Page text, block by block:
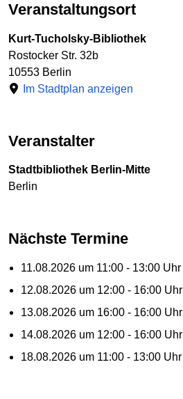
Veranstaltungsort
Kurt-Tucholsky-Bibliothek
Rostocker Str. 32b
10553 Berlin
Im Stadtplan anzeigen
Veranstalter
Stadtbibliothek Berlin-Mitte
Berlin
Nächste Termine
11.08.2026 um 11:00 - 13:00 Uhr
12.08.2026 um 12:00 - 16:00 Uhr
13.08.2026 um 16:00 - 16:00 Uhr
14.08.2026 um 12:00 - 16:00 Uhr
18.08.2026 um 11:00 - 13:00 Uhr